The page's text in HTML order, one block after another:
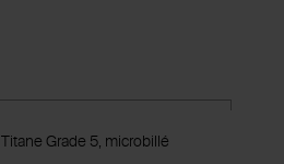
Titane Grade 5, microbillé